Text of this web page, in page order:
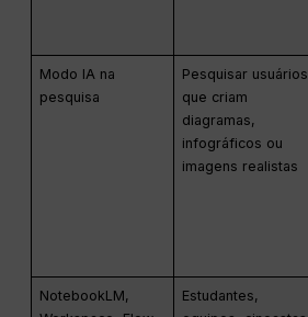
Modo IA na
pesquisa
Pesquisar usuários
que criam
diagramas,
infográficos ou
imagens realistas
NotebookLM,
Estudantes,